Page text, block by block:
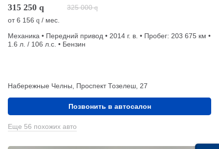
315 250 q 325 000 q
от6 156 q / мес.
Механика • Передний привод • 2014 г. в. • Пробег: 203 675 км •
1.6 л. / 106 л.с. • Бензин
Набережные Челны, Проспект Тозелеш, 27
Позвонить в автосалон
Еще 56 похожих авто